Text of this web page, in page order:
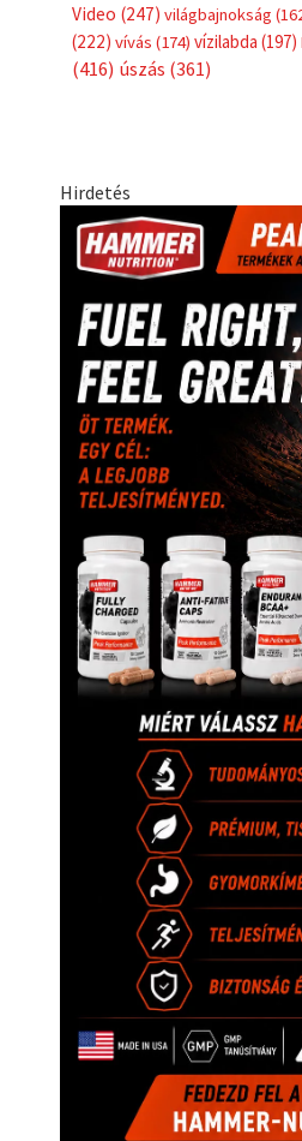
Video (247) világbajnokság
(222) vívás (174) vízilabda (197)
(416) úszás (361)
Hirdetés